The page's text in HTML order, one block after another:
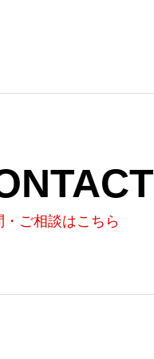
・ご相談はこちら